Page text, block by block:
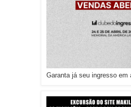
Garanta já seu ingresso em